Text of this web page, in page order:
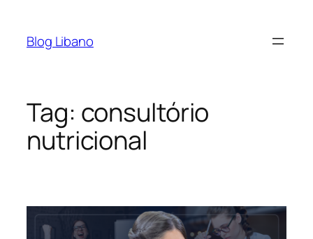
Blog Libano
Tag: consultório
nutricional